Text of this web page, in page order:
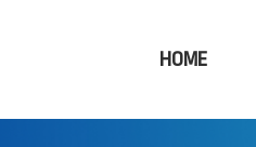
HOME